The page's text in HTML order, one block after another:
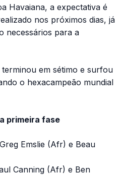
Havaiana, a expectativa é
nos próximos dias, já
necessários para a
em sétimo e surfou
o hexacampeão mundial
primeira fase
Emslie (Afr) e Beau
Canning (Afr) e Ben